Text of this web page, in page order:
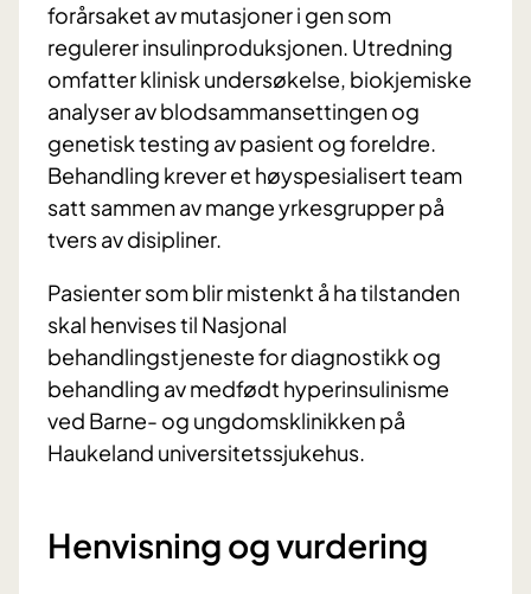
forårsaket av mutasjoner i gen som
regulerer insulinproduksjonen. Utredning
omfatter klinisk undersøkelse, biokjemiske
analyser av blodsammansettingen og
genetisk testing av pasient og foreldre.
Behandling krever et høyspesialisert team
satt sammen av mange yrkesgrupper på
tvers av disipliner.
Pasienter som blir mistenkt å ha tilstanden
skal henvises til Nasjonal
behandlingstjeneste for diagnostikk og
behandling av medfødt hyperinsulinisme
ved Barne- og ungdomsklinikken på
Haukeland universitetssjukehus.
Henvisning og vurdering